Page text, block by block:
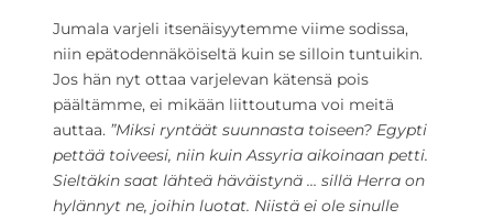
Jumala varjeli itsenäisyytemme viime sodissa,
niin epätodennäköiseltä kuin se silloin tuntuikin.
Jos hän nyt ottaa varjelevan kätensä pois
päältämme, ei mikään liittoutuma voi meitä
auttaa. ”Miksi ryntäät suunnasta toiseen? Egypti
pettää toiveesi, niin kuin Assyria aikoinaan petti.
Sieltäkin saat lähteä häväistynä … sillä Herra on
hylännyt ne, joihin luotat. Niistä ei ole sinulle